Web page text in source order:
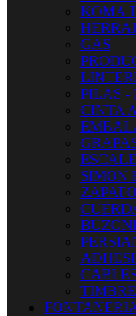
KOMA
GAS
PILAS -
CINTA
SIMON
FONTANERIA